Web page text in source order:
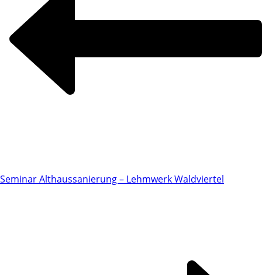
Seminar Althaussanierung – Lehmwerk Waldviertel